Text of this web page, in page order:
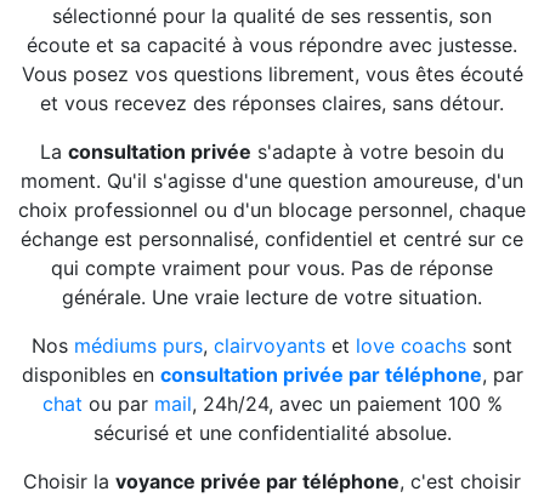
sélectionné pour la qualité de ses ressentis, son
écoute et sa capacité à vous répondre avec justesse.
Vous posez vos questions librement, vous êtes écouté
et vous recevez des réponses claires, sans détour.
La consultation privée s'adapte à votre besoin du
moment. Qu'il s'agisse d'une question amoureuse, d'un
choix professionnel ou d'un blocage personnel, chaque
échange est personnalisé, confidentiel et centré sur ce
qui compte vraiment pour vous. Pas de réponse
générale. Une vraie lecture de votre situation.
Nos médiums purs, clairvoyants et love coachs sont
disponibles en consultation privée par téléphone, par
chat ou par mail, 24h/24, avec un paiement 100 %
sécurisé et une confidentialité absolue.
Choisir la voyance privée par téléphone, c'est choisir